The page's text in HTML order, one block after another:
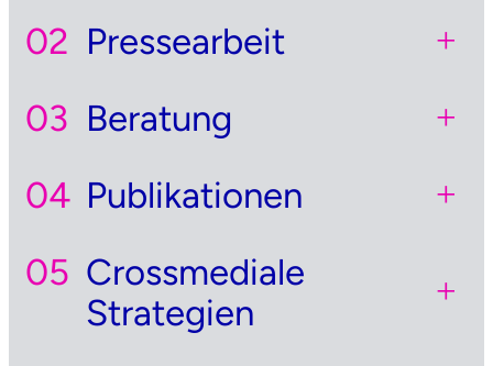
Pressearbeit +
Beratung +
Publikationen +
Crossmediale
Strategien
+